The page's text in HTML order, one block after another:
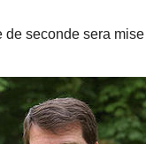
de seconde sera